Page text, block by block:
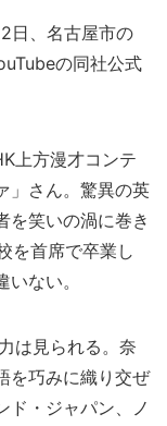
日、名古屋市の
の同社公式
上方漫才コンテ
」さん。驚異の英
を笑いの渦に巻き
を首席で卒業し
ない。
は見られる。奈
を巧みに織り交ぜ
ド・ジャパン、ノ